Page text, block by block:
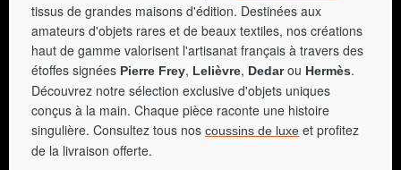
tissus de grandes maisons d'édition. Destinées aux
amateurs d'objets rares et de beaux textiles, nos créations
haut de gamme valorisent l'artisanat français à travers des
étoffes signées Pierre Frey, Lelièvre, Dedarou Hermès.
Découvrez notre sélection exclusive d'objets uniques
conçus à la main. Chaque pièce raconte une histoire
singulière. Consultez tous nos coussins de luxe et profitez
de la livraison offerte.